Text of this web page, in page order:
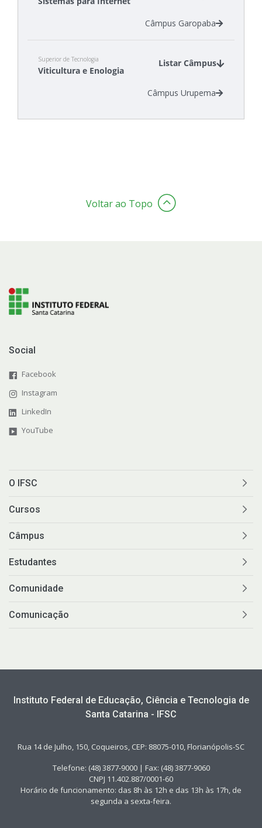
Câmpus Garopaba
Superior de Tecnologia
Viticultura e Enologia
Listar Câmpus
Câmpus Urupema
Voltar ao Topo
Social
Facebook
Instagram
LinkedIn
YouTube
O IFSC
Cursos
Câmpus
Estudantes
Comunidade
Comunicação
Instituto Federal de Educação, Ciência e Tecnologia de
Santa Catarina - IFSC
Rua 14 de Julho, 150, Coqueiros, CEP: 88075-010, Florianópolis-SC
Telefone: (48) 3877-9000 | Fax: (48) 3877-9060
CNPJ 11.402.887/0001-60
Horário de funcionamento: das 8h às 12h e das 13h às 17h, de
segunda a sexta-feira.